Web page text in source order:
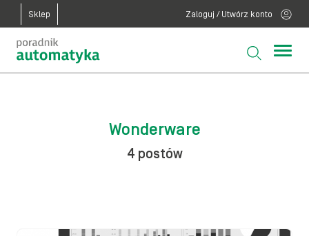
Sklep Zaloguj / Utwórz konto
Wonderware
4 postów